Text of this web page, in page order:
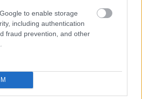
to enable storage
including authentication
fraud prevention, and other
prenesenie do exteriéru. Koncom
prvýkrát prihnojiť.